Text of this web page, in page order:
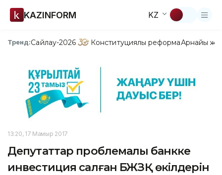
KAZINFORM KZ
Тренд:Сайлау-2026 Конституциялық реформаАрнайы
13:20, 17 Мамыр 2017
Депутаттар проблемалық банкке
инвестиция салған БЖЗҚ өкілдерін